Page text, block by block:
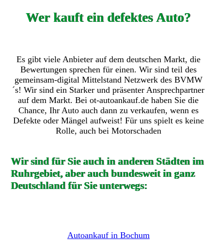
Wer kauft ein defektes Auto?
Es gibt viele Anbieter auf dem deutschen Markt, die
Bewertungen sprechen für einen. Wir sind teil des
gemeinsam-digital Mittelstand Netzwerk des BVMW
´s! Wir sind ein Starker und präsenter Ansprechpartner
auf dem Markt. Bei ot-autoankauf.de haben Sie die
Chance, Ihr Auto auch dann zu verkaufen, wenn es
Defekte oder Mängel aufweist! Für uns spielt es keine
Rolle, auch bei Motorschaden
Wir sind für Sie auch in anderen Städten im
Ruhrgebiet, aber auch bundesweit in ganz
Deutschland für Sie unterwegs:
Autoankauf in Bochum